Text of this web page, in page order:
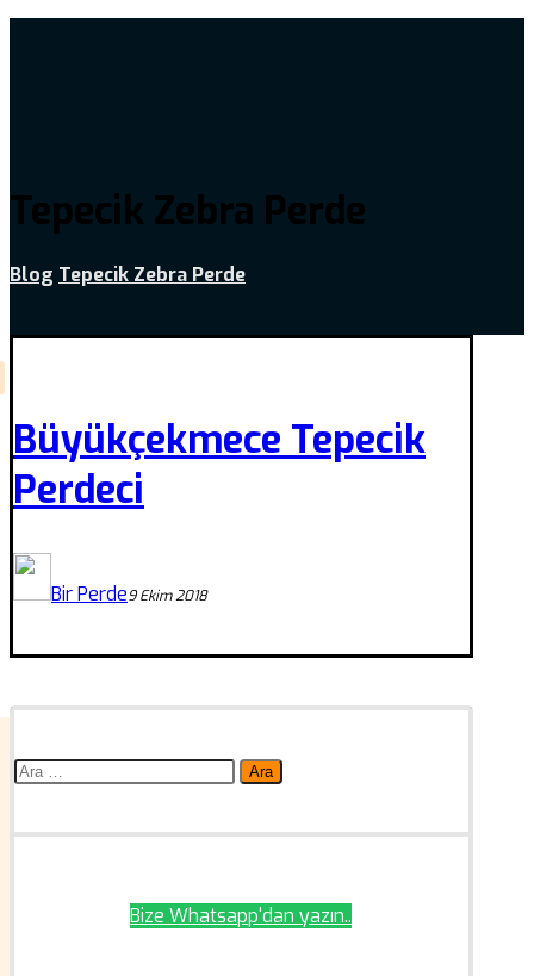
Tepecik Zebra Perde
Blog Tepecik Zebra Perde
Büyükçekmece Tepecik
Perdeci
Bir Perde9 Ekim 2018
Arama:
Bize Whatsapp'dan yazın..